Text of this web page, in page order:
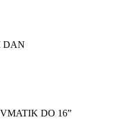
DAN
DO 16”